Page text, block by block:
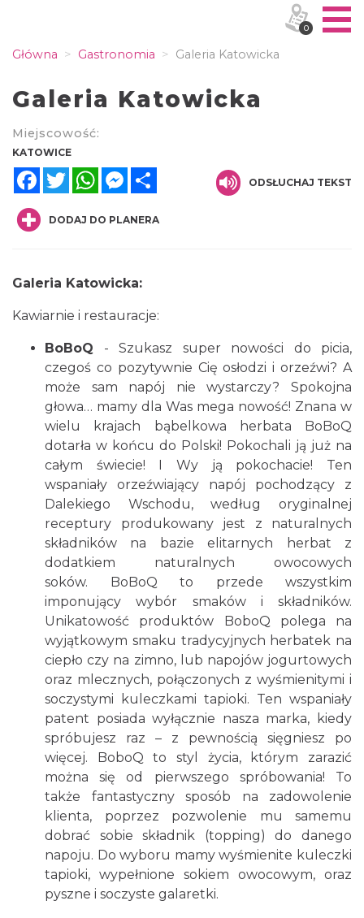
Główna Gastronomia Galeria Katowicka
Galeria Katowicka
Miejscowość:
KATOWICE
FacebookTwitterWhatsAppMessenger
ODSŁUCHAJ TEKST
DODAJ DO PLANERA
Galeria Katowicka:
Kawiarnie i restauracje:
BoBoQ - Szukasz super nowości do picia,
czegoś co pozytywnie Cię osłodzi i orzeźwi? A
może sam napój nie wystarczy? Spokojna
głowa… mamy dla Was mega nowość! Znana w
wielu krajach bąbelkowa herbata BoBoQ
dotarła w końcu do Polski! Pokochali ją już na
całym świecie! I Wy ją pokochacie! Ten
wspaniały orzeźwiający napój pochodzący z
Dalekiego Wschodu, według oryginalnej
receptury produkowany jest z naturalnych
składników na bazie elitarnych herbat z
dodatkiem naturalnych owocowych
soków. BoBoQ to przede wszystkim
imponujący wybór smaków i składników.
Unikatowość produktów BoboQ polega na
wyjątkowym smaku tradycyjnych herbatek na
ciepło czy na zimno, lub napojów jogurtowych
oraz mlecznych, połączonych z wyśmienitymi i
soczystymi kuleczkami tapioki. Ten wspaniały
patent posiada wyłącznie nasza marka, kiedy
spróbujesz raz – z pewnością sięgniesz po
więcej. BoboQ to styl życia, którym zarazić
można się od pierwszego spróbowania! To
także fantastyczny sposób na zadowolenie
klienta, poprzez pozwolenie mu samemu
dobrać sobie składnik (topping) do danego
napoju. Do wyboru mamy wyśmienite kuleczki
tapioki, wypełnione sokiem owocowym, oraz
pyszne i soczyste galaretki.
0